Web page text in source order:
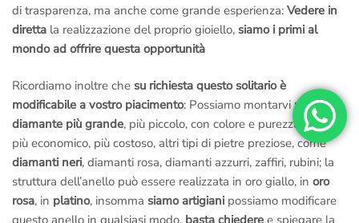
di trasparenza, ma anche come grande esperienza: Vedere in
diretta la realizzazione del proprio gioiello, siamo i primi al
mondo ad offrire questa opportunità
Ricordiamo inoltre che su richiesta questo solitario è
modificabile a vostro piacimento: Possiamo montarviun
diamante più grande, più piccolo, con colore e purezza diversa,
più economico, più costoso, altri tipi di pietre preziose, come
diamanti neri, diamanti rosa, diamanti azzurri, zaffiri, rubini; la
struttura dell’anello può essere realizzata in oro giallo, in oro
rosa, in platino, insomma siamo artigiani possiamo modificare